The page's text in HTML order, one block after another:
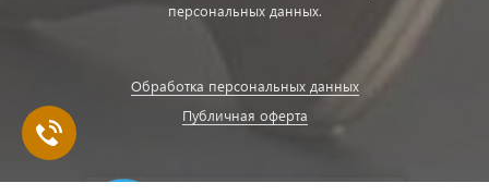
персональных данных.
Обработка персональных данных
Публичная оферта